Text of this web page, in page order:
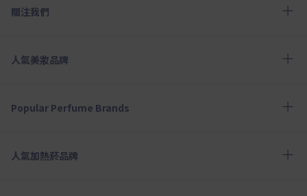
關注我們
人氣美妝品牌
Popular Perfume Brands
人氣加熱菸品牌